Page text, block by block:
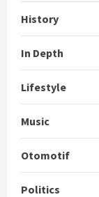
History
In Depth
Lifestyle
Music
Otomotif
Politics